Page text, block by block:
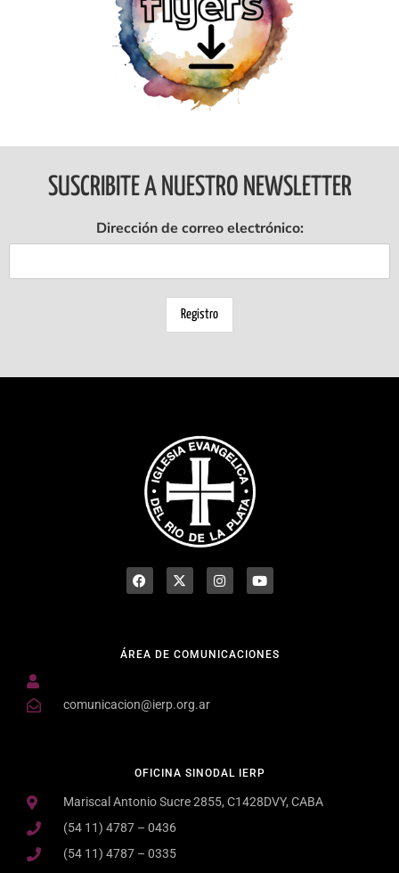
Ingresar
SUSCRIBITE A NUESTRO NEWSLETTER
Dirección de correo electrónico:
OFICINA SINODAL IERP
Mariscal Antonio Sucre 2855, C1428DVY, CABA
(54 11) 4787 – 0436
(54 11) 4787 – 0335
ÁREA DE COMUNICACIONES
comunicacion@ierp.org.ar